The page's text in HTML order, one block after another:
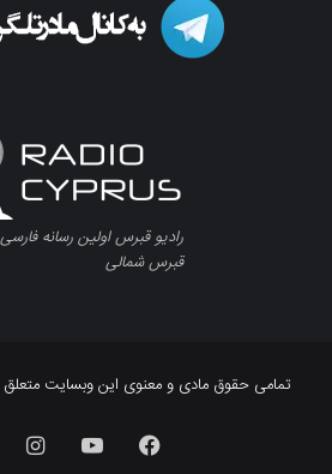
رادیو قبرس اولین رسانه
قبرس شمالی
تمامی حقوق مادی و معنوی این وبسایت متعلق
فیسبوک یوتیوب